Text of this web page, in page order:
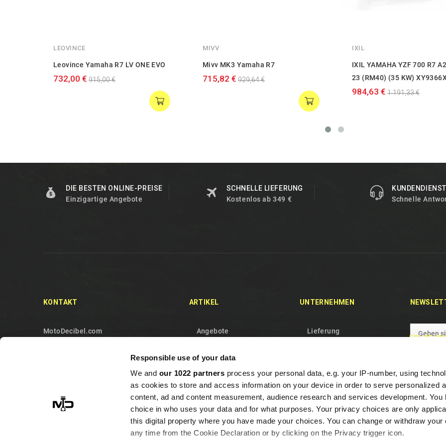
Responsible use of your data
We and our 1022 partners process your personal data, e.g. your IP-number, using
as cookies to store and access information on your device in order to serve personalized
content, ad and content measurement, audience research and services development. You
choice in who uses your data and for what purposes. Your privacy choices are only
this digital property where you have made your choices. You can change or withdraw your
any time from the Cookie Declaration or by clicking on the Privacy trigger icon.
LEOVINCE
Leovince Yamaha R7 LV ONE EVO
732,00 € 915,00 €
MIVV
Mivv MK3 Yamaha R7
715,82 € 929,64 €
IXIL
IXIL YAMAHA YZF 700 R7
23 (RM40) (35 KW)
984,63 € 1.191,33 €
DIE BESTEN ONLINE-PREISE
Einzigartige Angebote
SCHNELLE LIEFERUNG
Kostenlos ab 349 €
KUNDENDIENST
Schnelle
KONTAKT
MotoDecibel.com
Torino
+393513946375 (Whatsapp)
ARTIKEL
Angebote
Verkaufshits
Kontakt
UNTERNEHMEN
Lieferung
Wer Wir Sind
Garantie und Widerruf
Häufige Fragen
Treueprogramm
FOLGE